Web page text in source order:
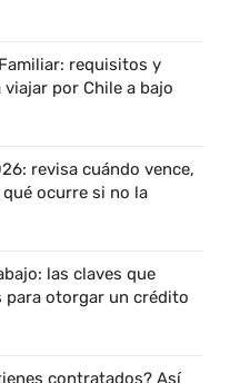
requisitos y
por Chile a bajo
revisa cuándo vence,
ocurre si no la
las claves que
para otorgar un crédito
contratados? Así